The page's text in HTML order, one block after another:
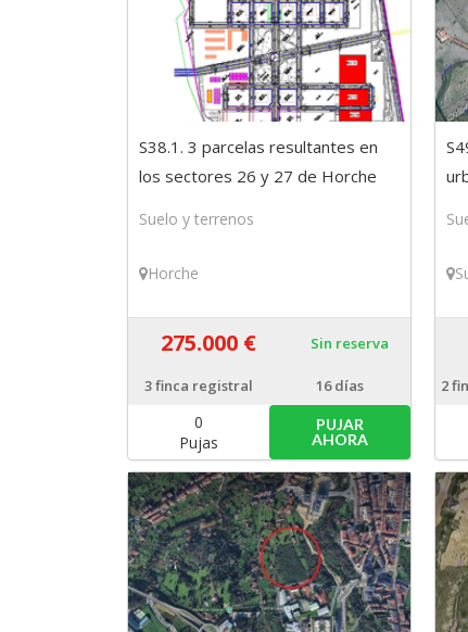
S38.1. 3 parcelas resultantes en
los sectores 26 y 27 de Horche
Suelo y terrenos
Horche
275.000 € Sin reserva
3finca registral 16 días
0
Pujas
PUJAR
AHORA
2